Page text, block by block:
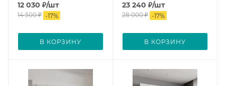
12 030 ₽/шт
14 500₽ -17%
В КОРЗИНУ
23 240 ₽/шт
28 000₽ -17%
В КОРЗИНУ